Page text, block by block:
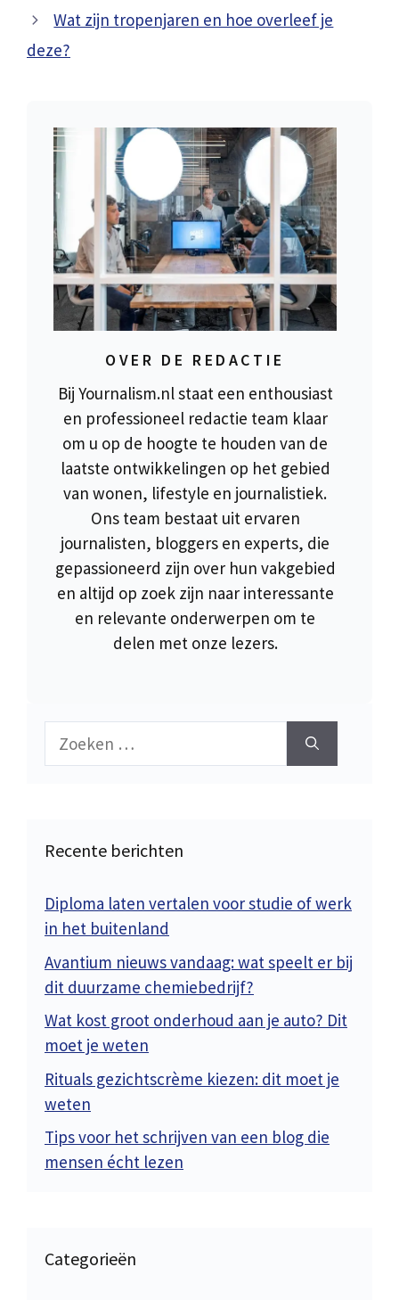
Wat zijn tropenjaren en hoe overleef je
deze?
OVER DE REDACTIE
Bij Yournalism.nl staat een enthousiast
en professioneel redactie team klaar
om u op de hoogte te houden van de
laatste ontwikkelingen op het gebied
van wonen, lifestyle en journalistiek.
Ons team bestaat uit ervaren
journalisten, bloggers en experts, die
gepassioneerd zijn over hun vakgebied
en altijd op zoek zijn naar interessante
en relevante onderwerpen om te
delen met onze lezers.
Zoek
Recente berichten
Diploma laten vertalen voor studie of werk
in het buitenland
Avantium nieuws vandaag: wat speelt er bij
dit duurzame chemiebedrijf?
Wat kost groot onderhoud aan je auto? Dit
moet je weten
Rituals gezichtscrème kiezen: dit moet je
weten
Tips voor het schrijven van een blog die
mensen écht lezen
Categorieën